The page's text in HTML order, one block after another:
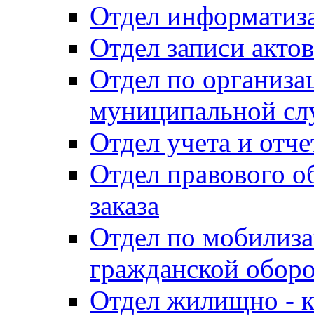
Отдел
Отдел записи
Отдел по
муниципальной
Отдел учета и
Отдел правового
заказа
Отдел по
гражданской
Отдел жилищно -